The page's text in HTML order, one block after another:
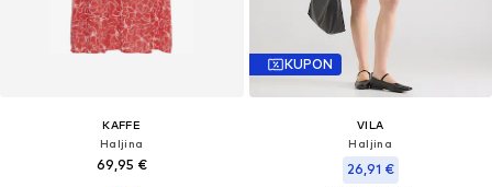
KAFFE
Haljina
69,95 €
KUPON
VILA
Haljina
26,91 €